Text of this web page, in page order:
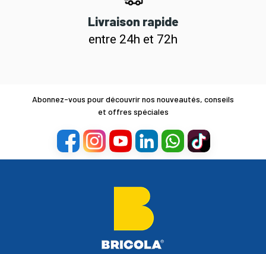
Livraison rapide
entre 24h et 72h
Abonnez-vous pour découvrir nos nouveautés, conseils
et offres spéciales